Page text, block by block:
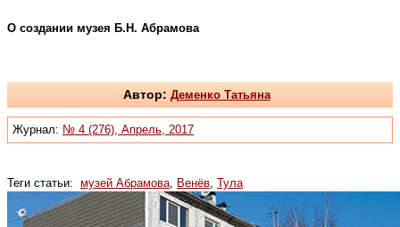
О создании музея Б.Н. Абрамова
Автор: Деменко Татьяна
Журнал: № 4 (276), Апрель, 2017
Теги статьи: музей Абрамова Венёв Тула